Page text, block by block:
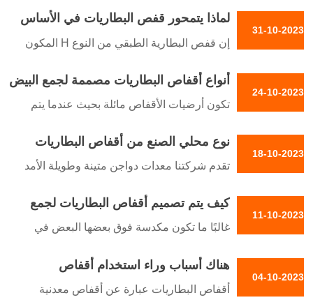
الأقفاص
31-10-2023
لماذا يتمحور قفص البطاريات في الأساس
حول إنتاج البيض واللحوم
إن قفص البطارية الطبقي من النوع H المكون
لإيواء الدجاج البياض في شكل طبقات متدرجة
ومكدسة
24-10-2023
أنواع أقفاص البطاريات مصممة لجمع البيض
بسرعة وكفاءة
تكون أرضيات الأقفاص مائلة بحيث عندما يتم
18-10-2023
نوع محلي الصنع من أقفاص البطاريات
التجارية المصنوعة محليًا للعناية بالطيور
الداجنة بفعالية
تقدم شركتنا معدات دواجن متينة وطويلة الأمد
مغذيات الدواجن وأنظمة سقي الدجاج إلى
مساكن الدواجن والأرضيات والأقفاص وأقفاص
11-10-2023
كيف يتم تصميم أقفاص البطاريات لجمع
البيض بسرعة وكفاءة في العمل
غالبًا ما تكون مكدسة فوق بعضها البعض في
04-10-2023
هناك أسباب وراء استخدام أقفاص
البطاريات لإيواء الدجاج البياض
أقفاص البطاريات عبارة عن أقفاص معدنية